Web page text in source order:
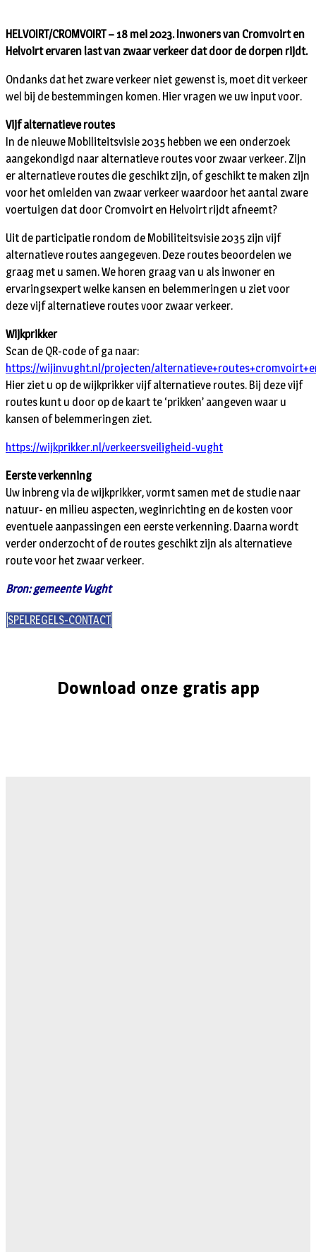
HELVOIRT/CROMVOIRT – 18 mei 2023. Inwoners van Cromvoirt en
Helvoirt ervaren last van zwaar verkeer dat door de dorpen rijdt.
Ondanks dat het zware verkeer niet gewenst is, moet dit verkeer
wel bij de bestemmingen komen. Hier vragen we uw input voor.
Vijf alternatieve routes
In de nieuwe Mobiliteitsvisie 2035 hebben we een onderzoek
aangekondigd naar alternatieve routes voor zwaar verkeer. Zijn
er alternatieve routes die geschikt zijn, of geschikt te maken zijn
voor het omleiden van zwaar verkeer waardoor het aantal zware
voertuigen dat door Cromvoirt en Helvoirt rijdt afneemt?
Uit de participatie rondom de Mobiliteitsvisie 2035 zijn vijf
alternatieve routes aangegeven. Deze routes beoordelen we
graag met u samen. We horen graag van u als inwoner en
ervaringsexpert welke kansen en belemmeringen u ziet voor
deze vijf alternatieve routes voor zwaar verkeer.
Wijkprikker
Scan de QR-code of ga naar:
https://wijinvught.nl/projecten/
Hier ziet u op de wijkprikker vijf alternatieve routes. Bij deze vijf
routes kunt u door op de kaart te ‘prikken’ aangeven waar u
kansen of belemmeringen ziet.
https://wijkprikker.nl/verkeersveiligheid-vught
Eerste verkenning
Uw inbreng via de wijkprikker, vormt samen met de studie naar
natuur- en milieu aspecten, weginrichting en de kosten voor
eventuele aanpassingen een eerste verkenning. Daarna wordt
verder onderzocht of de routes geschikt zijn als alternatieve
route voor het zwaar verkeer.
Bron: gemeente Vught
SPELREGELS-CONTACT
Download onze gratis app